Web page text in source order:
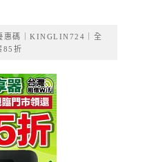
惠碼｜KINGLIN724｜全
85折